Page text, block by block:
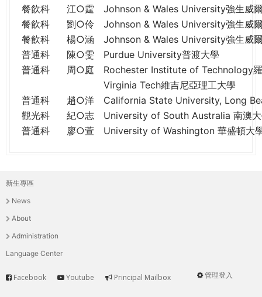
THE
PUTTING
YOU
ON
PATH
餐飲科
江○霆
Johnson & Wales University強生威
餐飲科
劉○伶
Johnson & Wales University強生威
餐飲科
楊○涵
Johnson & Wales University強生威
普通科
陳○雯
Purdue University普渡大學
普通科
周○庭
Rochester Institute of Technology
Virginia Tech維吉尼亞理工大學
普通科
趙○洋
California State University, Long
觀光科
紀○志
University of South Australia 南澳
普通科
廖○萱 University of Washington 華盛頓大
主
選
單
新生專區
News
About
Administration
Language Center
User
管理登入
Service
Facebook Youtube Principal Mailbox